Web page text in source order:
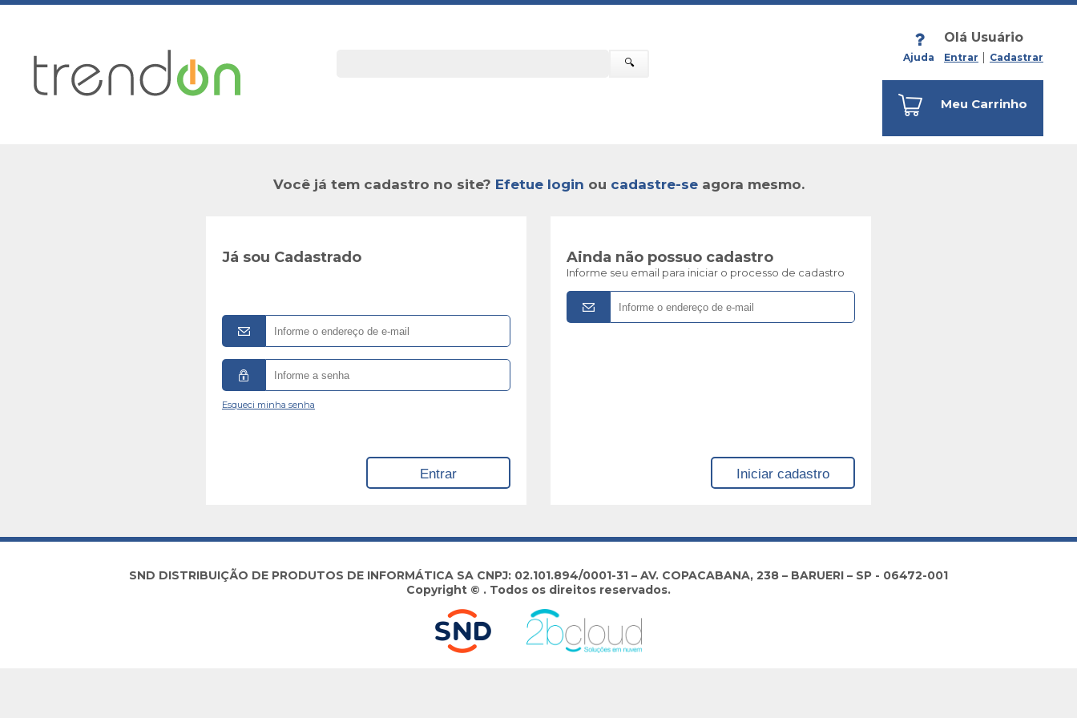
🔍 Ajuda
Olá Usuário
Entrar Cadastrar
Meu Carrinho
Você já tem cadastro no site? Efetue login ou cadastre-seagora mesmo.
Já sou Cadastrado
Esqueci minha senha
Ainda não possuo cadastro
Informe seu email para iniciar o processo de cadastro
SND DISTRIBUIÇÃO DE PRODUTOS DE INFORMÁTICA SA CNPJ: 02.101.894/0001-31 – AV. COPACABANA, 238 – BARUERI – SP - 06472-001
Copyright © . Todos os direitos reservados.